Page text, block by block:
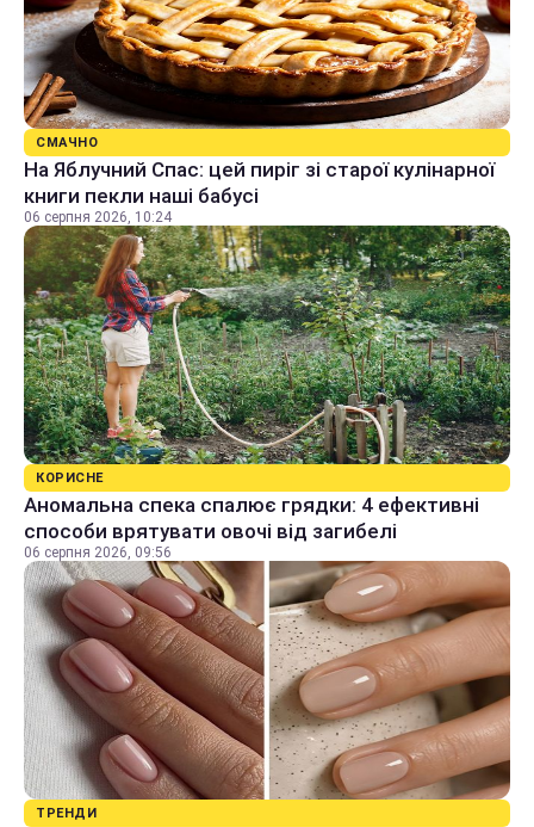
СМАЧНО
На Яблучний Спас: цей пиріг зі старої кулінарної
книги пекли наші бабусі
06 серпня 2026, 10:24
КОРИСНЕ
Аномальна спека спалює грядки: 4 ефективні
способи врятувати овочі від загибелі
06 серпня 2026, 09:56
ТРЕНДИ